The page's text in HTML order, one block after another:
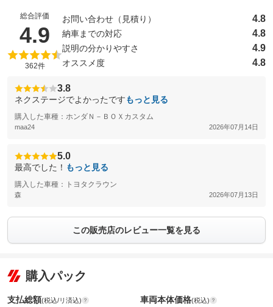
総合評価
4.9 （5点満点中）
362件
お問い合わせ（見積り） 4.8
納車までの対応 4.8
説明の分かりやすさ 4.9
オススメ度 4.8
3.8
ネクステージでよかったですもっと見る
購入した車種：ホンダＮ－ＢＯＸカスタム
maa24 2026年07月14日
5.0
最高でした！ もっと見る
購入した車種：トヨタクラウン
森 2026年07月13日
この販売店のレビュー一覧を見る
購入パック
支払総額(税込/リ済込) 車両本体価格(税込)